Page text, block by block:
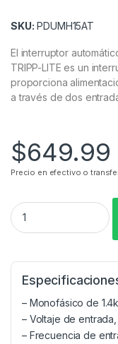
SKU: PDUMH15AT
El interruptor
TRIPP-LITE es un
proporciona
a través de dos
$649.99
Precio en efectivo o
– Monofásico de
– Voltaje de entrada,
– Frecuencia de